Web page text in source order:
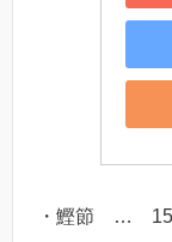
・鰹節 …